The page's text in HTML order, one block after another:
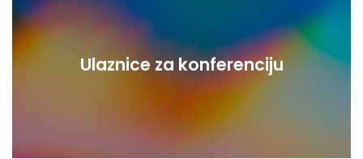
Ulaznice za konferenciju